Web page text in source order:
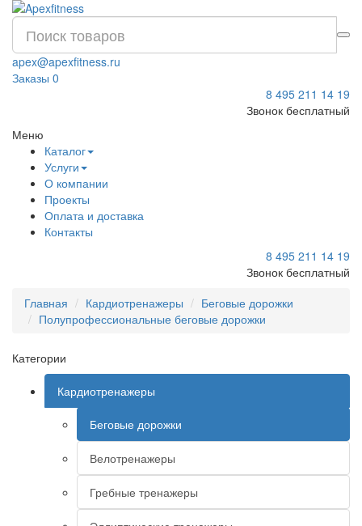
apex@apexfitness.ru
Заказы 0
8 495 211 14 19
Звонок бесплатный
Меню
Каталог
Услуги
О компании
Проекты
Оплата и доставка
Контакты
8 495 211 14 19
Звонок бесплатный
Главная
Кардиотренажеры
Беговые дорожки
Полупрофессиональные беговые дорожки
Категории
Кардиотренажеры
Беговые дорожки
Велотренажеры
Гребные тренажеры